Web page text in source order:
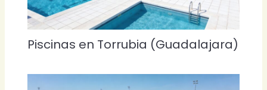
Piscinas en Torrubia (Guadalajara)